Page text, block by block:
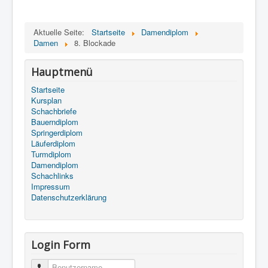
Aktuelle Seite: Startseite
Damendiplom
Damen
8. Blockade
Hauptmenü
Startseite
Kursplan
Schachbriefe
Bauerndiplom
Springerdiplom
Läuferdiplom
Turmdiplom
Damendiplom
Schachlinks
Impressum
Datenschutzerklärung
Login Form